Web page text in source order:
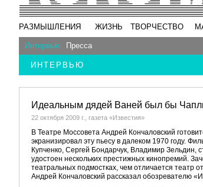
РАЗМЫШЛЕНИЯ ЖИЗНЬ ТВОРЧЕСТВО
Интервью Пресса
ИНТЕРВЬЮ
Идеальным дядей Ваней был бы
22 октября 2009 г., газета «Известия»
В Театре Моссовета Андрей Кончаловский
экранизировал эту пьесу в далеком 1970 году.
Купченко, Сергей Бондарчук, Владимир Зельдин,
удостоен нескольких престижных кинопремий.
театральных подмостках, чем отличается театр
Андрей Кончаловский рассказал обозревателю